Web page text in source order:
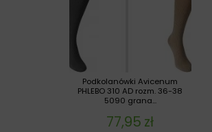
Podkolanówki Avicenum
PHLEBO 310 AD rozm. 36-38
5090 grana...
77,95 zł